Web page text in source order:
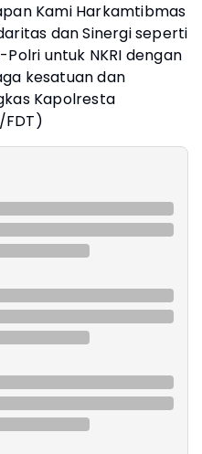
Kami Harkamtibmas
dan Sinergi seperti
untuk NKRI dengan
kesatuan dan
Kapolresta
FDT)